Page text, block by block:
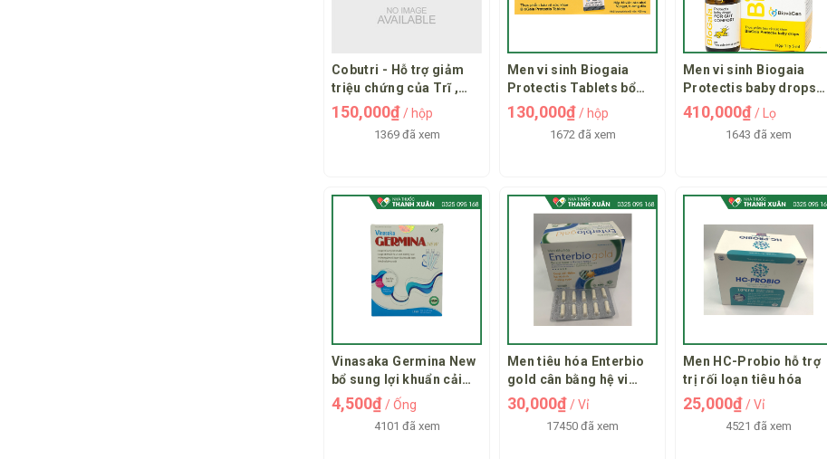
Cobutri - Hỗ trợ giảm
triệu chứng của Trĩ ,
táo bón và tăng sức bền
thành mạch
150,000₫ / hộp
1369 đã xem
Men vi sinh Biogaia
Protectis Tablets bổ
sung lợi khuẩn
130,000₫ / hộp
1672 đã xem
Men vi sinh Biogaia
Protectis baby drops
cải thiện hệ vi sinh
đường ruột
410,000₫ / Lọ
1643 đã xem
Vinasaka Germina New
bổ sung lợi khuẩn cải
thiện hệ vi sinh đường
ruột
4,500₫ / Ống
4101 đã xem
Men tiêu hóa Enterbio
gold cân bằng hệ vi
sinh đường ruột
30,000₫ / Vỉ
17450 đã xem
Men HC-Probio hỗ trợ
trị rối loạn tiêu hóa
25,000₫ / Vỉ
4521 đã xem